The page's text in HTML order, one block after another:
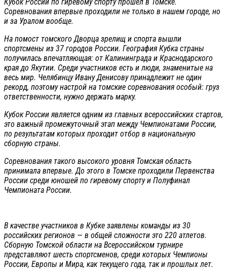
Соревнования впервые проходили не только в нашем городе, но
и за Уралом вообще.
На помост томского Дворца зрелищ и спорта вышли
спортсмены из 37 городов России. География Кубка страны
получилась впечатляющая: от Калининграда и Краснодарского
края до Якутии. Среди участников есть и люди, знаменитые на
весь мир. Челябинцу Ивану Денисову принадлежит не один
рекорд, поэтому настрой на томские соревнования особый: груз
ответственности, нужно держать марку.
Кубок России является одним из главных всероссийских стартов,
это важный промежуточный этап между Чемпионатами России,
по результатам которых проходит отбор в национальную
сборную страны.
Соревнования такого высокого уровня Томская область
принимала впервые. До этого в Томске проходили Первенства
России среди юношей по гиревому спорту и Полуфинал
Чемпионата России.
В качестве участников в Кубке заявлены команды из 30
российских регионов — в общей сложности это 220 атлетов.
Сборную Томской области на Всероссийском турнире
представляют шесть спортсменов, среди которых Чемпионы
России, Европы и Мира, как текущего года, так и прошлых лет.